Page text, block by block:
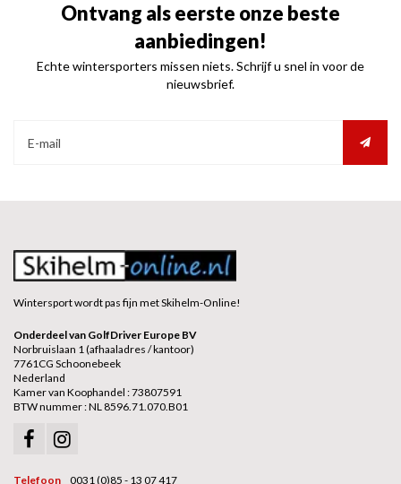
Ontvang als eerste onze beste
aanbiedingen!
Echte wintersporters missen niets. Schrijf u snel in voor de
nieuwsbrief.
Wintersport wordt pas fijn met Skihelm-Online!
Onderdeel van GolfDriver Europe BV
Norbruislaan 1 (afhaaladres / kantoor)
7761CG Schoonebeek
Nederland
Kamer van Koophandel : 73807591
BTW nummer : NL 8596.71.070.B01
Telefoon 0031 (0)85 - 13 07 417